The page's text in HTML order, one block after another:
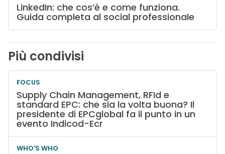
LinkedIn: che cos’è e come funziona.
Guida completa al social professionale
Più condivisi
FOCUS
Supply Chain Management, RFId e
standard EPC: che sia la volta buona? Il
presidente di EPCglobal fa il punto in un
evento Indicod-Ecr
WHO'S WHO